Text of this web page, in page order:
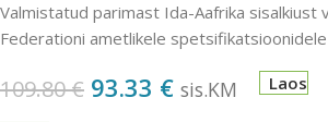
Valmistatud parimast Ida-Aafrika sisalkiust
Federationi ametlikele spetsifikatsioonidele
109.80€ 93.33 € sis.KM Laos